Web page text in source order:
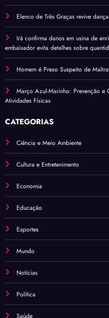
Elenco de Três Graças revive
Irã confirma danos em usina de
embaixador evita detalhes sobre
Homem é Preso Suspeito de
Março Azul-Marinho: Prevenção e
Atividades Físicas
CATEGORIAS
Ciência e Meio Ambiente
Cultura e Entretenimento
Economia
Educação
Esportes
Mundo
Notícias
Política
Saúde